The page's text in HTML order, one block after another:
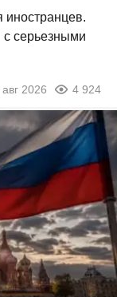
иностранцев.
с серьезными
2026 4 924